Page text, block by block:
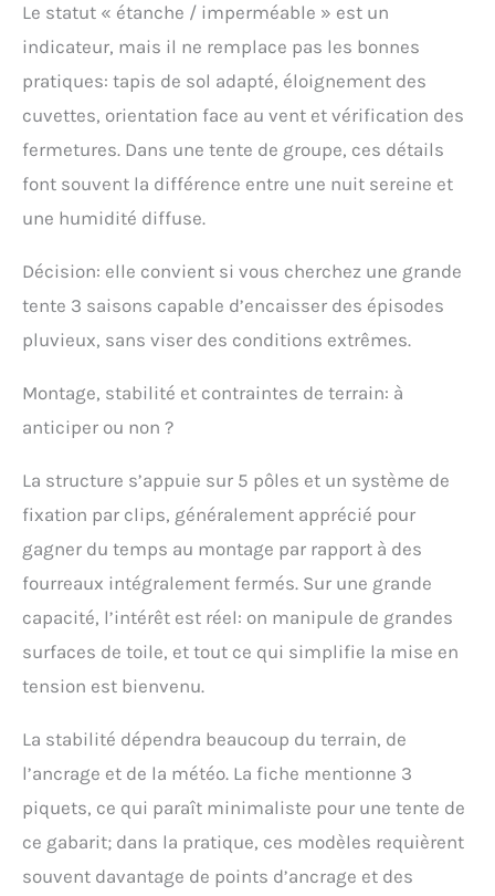
Le statut « étanche / imperméable » est un
indicateur, mais il ne remplace pas les bonnes
pratiques: tapis de sol adapté, éloignement des
cuvettes, orientation face au vent et vérification des
fermetures. Dans une tente de groupe, ces détails
font souvent la différence entre une nuit sereine et
une humidité diffuse.
Décision: elle convient si vous cherchez une grande
tente 3 saisons capable d’encaisser des épisodes
pluvieux, sans viser des conditions extrêmes.
Montage, stabilité et contraintes de terrain: à
anticiper ou non ?
La structure s’appuie sur 5 pôles et un système de
fixation par clips, généralement apprécié pour
gagner du temps au montage par rapport à des
fourreaux intégralement fermés. Sur une grande
capacité, l’intérêt est réel: on manipule de grandes
surfaces de toile, et tout ce qui simplifie la mise en
tension est bienvenu.
La stabilité dépendra beaucoup du terrain, de
l’ancrage et de la météo. La fiche mentionne 3
piquets, ce qui paraît minimaliste pour une tente de
ce gabarit; dans la pratique, ces modèles requièrent
souvent davantage de points d’ancrage et des